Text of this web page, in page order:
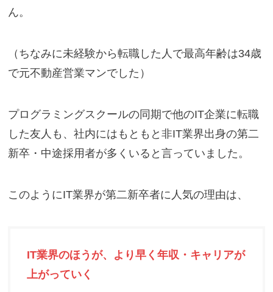
ん。
（ちなみに未経験から転職した人で最高年齢は34歳
で元不動産営業マンでした）
プログラミングスクールの同期で他のIT企業に転職
した友人も、社内にはもともと非IT業界出身の第二
新卒・中途採用者が多くいると言っていました。
このようにIT業界が第二新卒者に人気の理由は、
IT業界のほうが、より早く年収・キャリアが
上がっていく